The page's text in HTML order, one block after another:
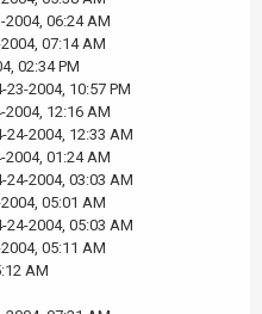
2004, 06:24 AM
07:14 AM
02:34 PM
23-2004, 10:57 PM
2004, 12:16 AM
24-2004, 12:33 AM
2004, 01:24 AM
24-2004, 03:03 AM
05:01 AM
24-2004, 05:03 AM
05:11 AM
AM